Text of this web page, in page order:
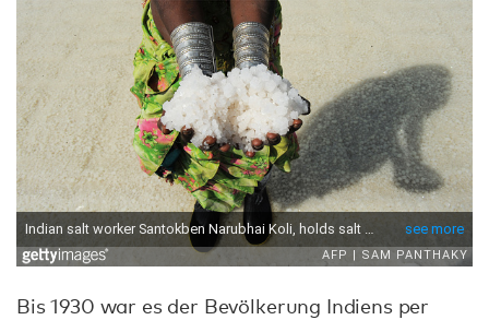
Bis 1930 war es der Bevölkerung Indiens per